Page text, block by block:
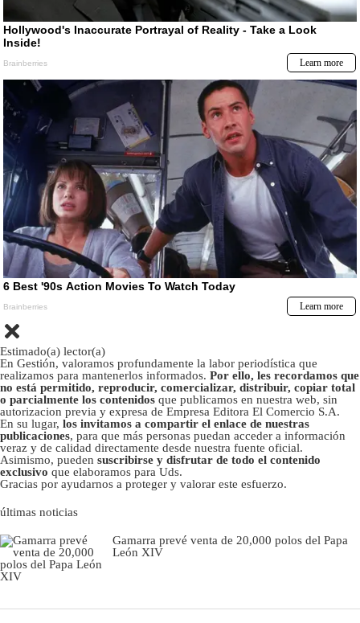
Estimado(a) lector(a)
En Gestión, valoramos profundamente la labor periodística que
realizamos para mantenerlos informados. Por ello, les recordamos que
no está permitido, reproducir, comercializar, distribuir, copiar total
o parcialmente los contenidos que publicamos en nuestra web, sin
autorizacion previa y expresa de Empresa Editora El Comercio S.A.
En su lugar, los invitamos a compartir el enlace de nuestras
publicaciones, para que más personas puedan acceder a información
veraz y de calidad directamente desde nuestra fuente oficial.
Asimismo, pueden suscribirse y disfrutar de todo el contenido
exclusivo que elaboramos para Uds.
Gracias por ayudarnos a proteger y valorar este esfuerzo.
últimas noticias
Gamarra prevé venta de 20,000 polos del Papa
León XIV